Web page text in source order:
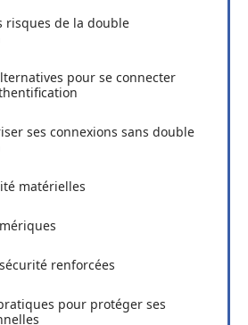
risques de la double
pour se connecter
ses connexions sans double
matérielles
renforcées
pour protéger ses